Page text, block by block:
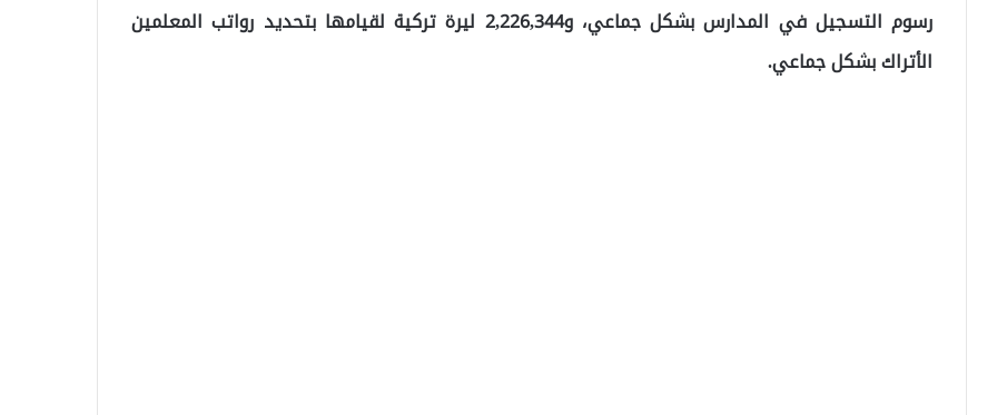
رسوم التسجيل في المدارس بشكل جماعي، و2,226,344 ليرة تركية لقيامها بتحديد رواتب المعلمين
الأتراك بشكل جماعي.